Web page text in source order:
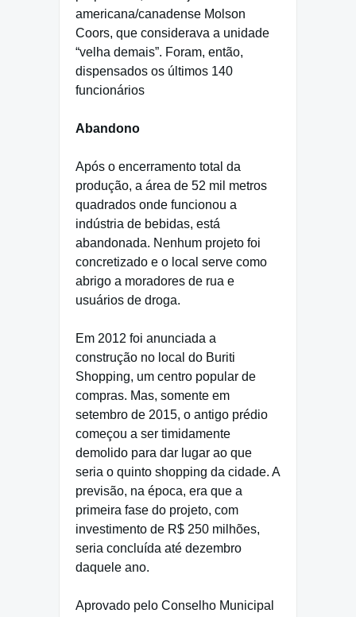
americana/canadense Molson
Coors, que considerava a unidade
“velha demais”. Foram, então,
dispensados os últimos 140
funcionários
Abandono
Após o encerramento total da
produção, a área de 52 mil metros
quadrados onde funcionou a
indústria de bebidas, está
abandonada. Nenhum projeto foi
concretizado e o local serve como
abrigo a moradores de rua e
usuários de droga.
Em 2012 foi anunciada a
construção no local do Buriti
Shopping, um centro popular de
compras. Mas, somente em
setembro de 2015, o antigo prédio
começou a ser timidamente
demolido para dar lugar ao que
seria o quinto shopping da cidade. A
previsão, na época, era que a
primeira fase do projeto, com
investimento de R$ 250 milhões,
seria concluída até dezembro
daquele ano.
Aprovado pelo Conselho Municipal